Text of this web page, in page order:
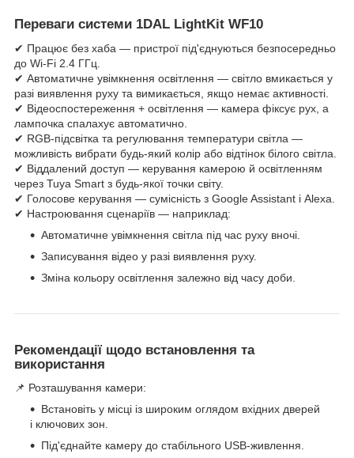
Переваги системи 1DAL LightKit WF10
✔ Працює без хаба — пристрої під'єднуються безпосередньо
до Wi-Fi 2.4 ГГц.
✔ Автоматичне увімкнення освітлення — світло вмикається у
разі виявлення руху та вимикається, якщо немає активності.
✔ Відеоспостереження + освітлення — камера фіксує рух, а
лампочка спалахує автоматично.
✔ RGB-підсвітка та регулювання температури світла —
можливість вибрати будь-який колір або відтінок білого світла.
✔ Віддалений доступ — керування камерою й освітленням
через Tuya Smart з будь-якої точки світу.
✔ Голосове керування — сумісність з Google Assistant і Alexa.
✔ Настроювання сценаріїв — наприклад:
Автоматичне увімкнення світла під час руху вночі.
Записування відео у разі виявлення руху.
Зміна кольору освітлення залежно від часу доби.
Рекомендації щодо встановлення та
використання
📌 Розташування камери:
Встановіть у місці із широким оглядом вхідних дверей
і ключових зон.
Під'єднайте камеру до стабільного USB-живлення.